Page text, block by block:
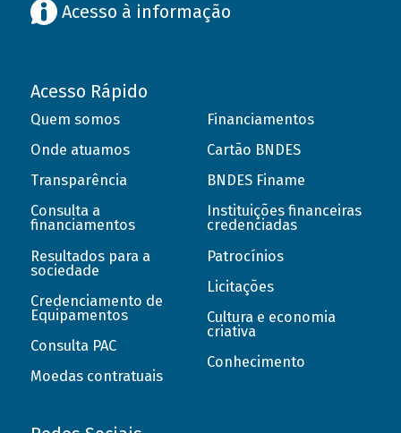
Acesso à informação
Acesso Rápido
Quem somos
Onde atuamos
Transparência
Consulta a
financiamentos
Resultados para a
sociedade
Credenciamento de
Equipamentos
Consulta PAC
Moedas contratuais
Financiamentos
Cartão BNDES
BNDES Finame
Instituições financeiras
credenciadas
Patrocínios
Licitações
Cultura e economia
criativa
Conhecimento